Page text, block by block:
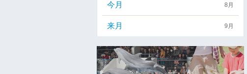
今月 8月
来月 9月